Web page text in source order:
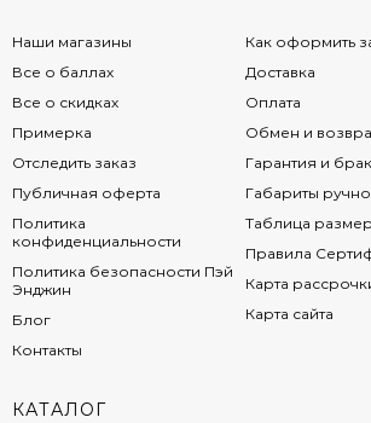
Наши магазины
Все о баллах
Все о скидках
Примерка
Отследить заказ
Публичная оферта
Политика
конфиденциальности
Политика безопасности Пэй
Энджин
Блог
Контакты
Как оформить
Доставка
Оплата
Обмен и
Гарантия и брак
Габариты
Таблица
Правила
Карта
Карта сайта
КАТАЛОГ